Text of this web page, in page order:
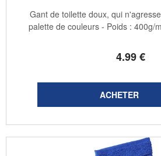
4.99€
Gant de toilette doux, qui
palette de couleurs - Poids : 400g/